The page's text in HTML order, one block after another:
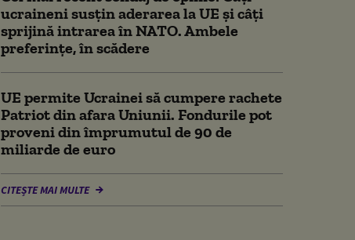
ucraineni susțin aderarea la UE și câți
sprijină intrarea în NATO. Ambele
preferințe, în scădere
UE permite Ucrainei să cumpere rachete
Patriot din afara Uniunii. Fondurile pot
proveni din împrumutul de 90 de
miliarde de euro
CITEȘTE MAI MULTE